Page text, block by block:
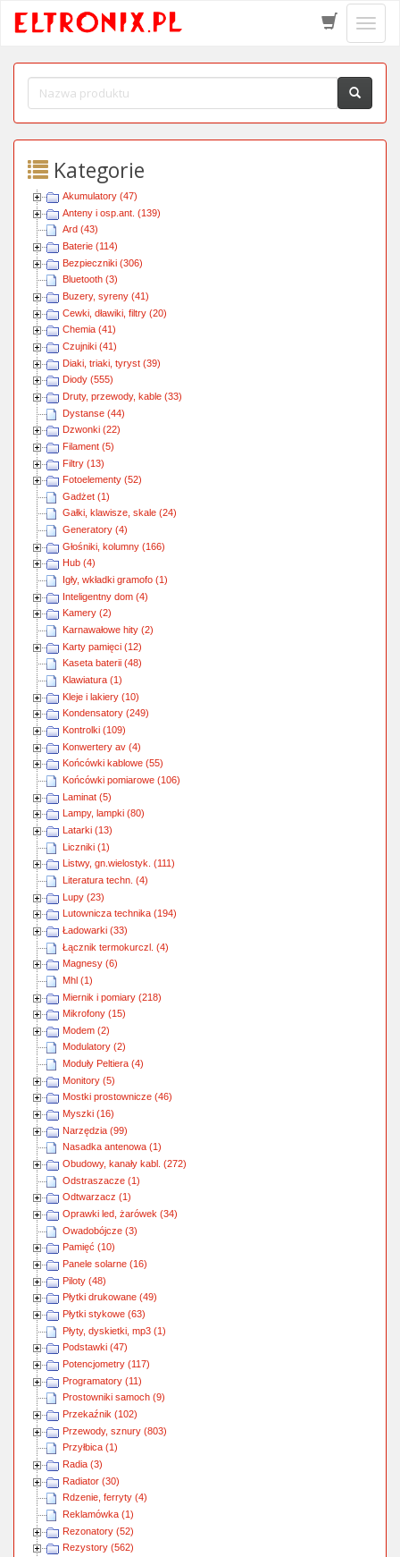
menu
Kategorie
Akumulatory (47)
Anteny i osp.ant. (139)
Ard (43)
Baterie (114)
Bezpieczniki (306)
Bluetooth (3)
Buzery, syreny (41)
Cewki, dławiki, filtry (20)
Chemia (41)
Czujniki (41)
Diaki, triaki, tyryst (39)
Diody (555)
Druty, przewody, kable (33)
Dystanse (44)
Dzwonki (22)
Filament (5)
Filtry (13)
Fotoelementy (52)
Gadżet (1)
Gałki, klawisze, skale (24)
Generatory (4)
Głośniki, kolumny (166)
Hub (4)
Igły, wkładki gramofo (1)
Inteligentny dom (4)
Kamery (2)
Karnawałowe hity (2)
Karty pamięci (12)
Kaseta baterii (48)
Klawiatura (1)
Kleje i lakiery (10)
Kondensatory (249)
Kontrolki (109)
Konwertery av (4)
Końcówki kablowe (55)
Końcówki pomiarowe (106)
Laminat (5)
Lampy, lampki (80)
Latarki (13)
Liczniki (1)
Listwy, gn.wielostyk. (111)
Literatura techn. (4)
Lupy (23)
Lutownicza technika (194)
Ładowarki (33)
Łącznik termokurczl. (4)
Magnesy (6)
Mhl (1)
Miernik i pomiary (218)
Mikrofony (15)
Modem (2)
Modulatory (2)
Moduły Peltiera (4)
Monitory (5)
Mostki prostownicze (46)
Myszki (16)
Narzędzia (99)
Nasadka antenowa (1)
Obudowy, kanały kabl. (272)
Odstraszacze (1)
Odtwarzacz (1)
Oprawki led, żarówek (34)
Owadobójcze (3)
Pamięć (10)
Panele solarne (16)
Piloty (48)
Płytki drukowane (49)
Płytki stykowe (63)
Płyty, dyskietki, mp3 (1)
Podstawki (47)
Potencjometry (117)
Programatory (11)
Prostowniki samoch (9)
Przekaźnik (102)
Przewody, sznury (803)
Przyłbica (1)
Radia (3)
Radiator (30)
Rdzenie, ferryty (4)
Reklamówka (1)
Rezonatory (52)
Rezystory (562)